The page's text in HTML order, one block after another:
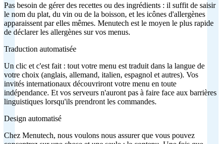
Pas besoin de gérer des recettes ou des ingrédients : il suffit de saisir
le nom du plat, du vin ou de la boisson, et les icônes d'allergènes
apparaissent par elles mêmes. Menutech est le moyen le plus rapide
de déclarer les allergènes sur vos menus.
Traduction automatisée
Un clic et c'est fait : tout votre menu est traduit dans la langue de
votre choix (anglais, allemand, italien, espagnol et autres). Vos
invités internationaux découvriront votre menu en toute
indépendance. Et vos serveurs n'auront pas à faire face aux barrières
linguistiques lorsqu'ils prendront les commandes.
Design automatisé
Chez Menutech, nous voulons nous assurer que vous pouvez